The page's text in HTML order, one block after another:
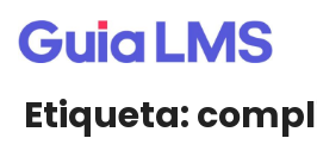
Etiqueta: